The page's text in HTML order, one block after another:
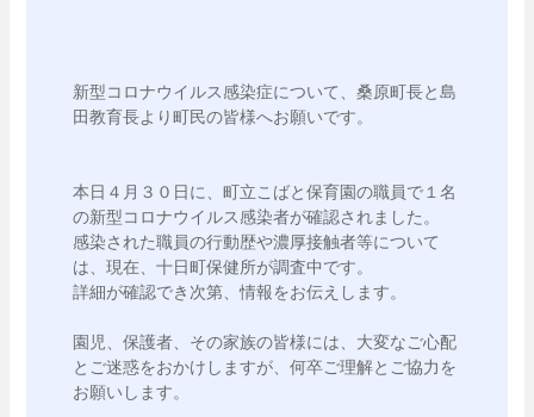
新型コロナウイルス感染症について、桑原町長と島
田教育長より町民の皆様へお願いです。
本日４月３０日に、町立こばと保育園の職員で１名
の新型コロナウイルス感染者が確認されました。
感染された職員の行動歴や濃厚接触者等について
は、現在、十日町保健所が調査中です。
詳細が確認でき次第、情報をお伝えします。
園児、保護者、その家族の皆様には、大変なご心配
とご迷惑をおかけしますが、何卒ご理解とご協力を
お願いします。